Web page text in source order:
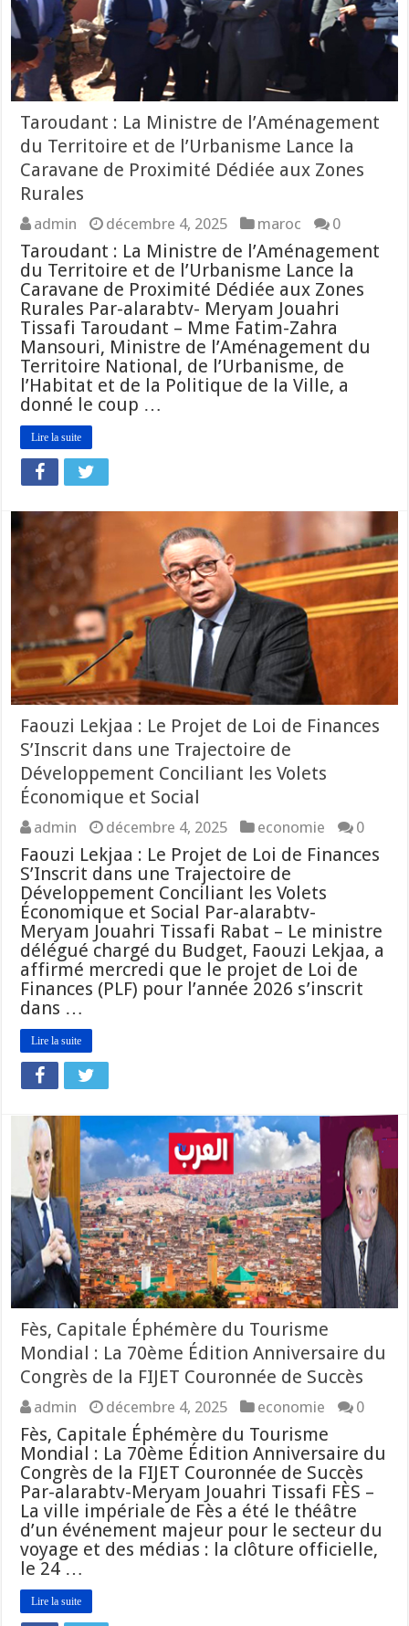
Taroudant : La Ministre de l’Aménagement
du Territoire et de l’Urbanisme Lance la
Caravane de Proximité Dédiée aux Zones
Rurales
admin décembre 4, 2025 maroc 0
Taroudant : La Ministre de l’Aménagement
du Territoire et de l’Urbanisme Lance la
Caravane de Proximité Dédiée aux Zones
Rurales Par-alarabtv- Meryam Jouahri
Tissafi Taroudant – Mme Fatim-Zahra
Mansouri, Ministre de l’Aménagement du
Territoire National, de l’Urbanisme, de
l’Habitat et de la Politique de la Ville, a
donné le coup …
Lire la suite
Faouzi Lekjaa : Le Projet de Loi de Finances
S’Inscrit dans une Trajectoire de
Développement Conciliant les Volets
Économique et Social
admin décembre 4, 2025 economie 0
Faouzi Lekjaa : Le Projet de Loi de Finances
S’Inscrit dans une Trajectoire de
Développement Conciliant les Volets
Économique et Social Par-alarabtv-
Meryam Jouahri Tissafi Rabat – Le ministre
délégué chargé du Budget, Faouzi Lekjaa, a
affirmé mercredi que le projet de Loi de
Finances (PLF) pour l’année 2026 s’inscrit
dans …
Lire la suite
Fès, Capitale Éphémère du Tourisme
Mondial : La 70ème Édition Anniversaire du
Congrès de la FIJET Couronnée de Succès
admin décembre 4, 2025 economie 0
Fès, Capitale Éphémère du Tourisme
Mondial : La 70ème Édition Anniversaire du
Congrès de la FIJET Couronnée de Succès
Par-alarabtv-Meryam Jouahri Tissafi FÈS –
La ville impériale de Fès a été le théâtre
d’un événement majeur pour le secteur du
voyage et des médias : la clôture officielle,
le 24 …
Lire la suite